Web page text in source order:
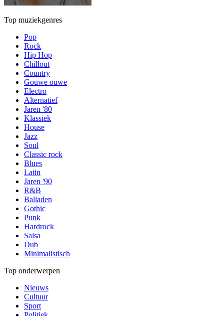
Top muziekgenres
Pop
Rock
Hip Hop
Chillout
Country
Gouwe ouwe
Electro
Alternatief
Jaren '80
Klassiek
House
Jazz
Soul
Classic rock
Blues
Latin
Jaren '90
R&B
Balladen
Gothic
Punk
Hardrock
Salsa
Dub
Minimalistisch
Top onderwerpen
Nieuws
Cultuur
Sport